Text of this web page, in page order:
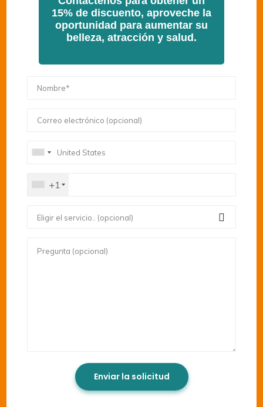
Clinic para obtener los sorprendentes resultados
que siempre has soñado.
15% de discuento, aproveche
aumentar su belleza,
15% de discuento, aproveche la
oportunidad para aumentar su
belleza, atracción y salud.
+1
Eligir el servicio.. (opcional)